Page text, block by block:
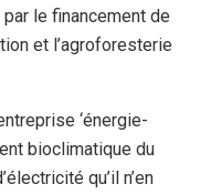
le financement de
et l’agroforesterie
‘énergie-
bioclimatique du
qu’il n’en